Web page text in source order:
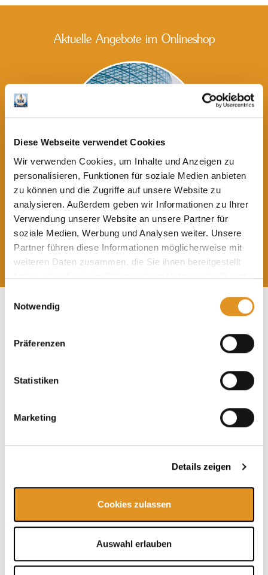
Diese Webseite verwendet Cookies
Wir verwenden Cookies, um Inhalte und Anzeigen zu
personalisieren, Funktionen für soziale Medien anbieten
zu können und die Zugriffe auf unsere Website zu
analysieren. Außerdem geben wir Informationen zu Ihrer
Verwendung unserer Website an unsere Partner für
soziale Medien, Werbung und Analysen weiter. Unsere
Partner führen diese Informationen möglicherweise mit
weiteren Daten zusammen, die Sie ihnen bereitgestellt
haben oder die sie im Rahmen Ihrer Nutzung der Dienste
Cookies, wenn Sie unsere Webseite weiterhin nutzen.
Notwendig
Präferenzen
Statistiken
Marketing
Details zeigen
Cookies zulassen
Auswahl erlauben
Aktuelle Angebote im Onlineshop
Eintrittsgutscheine
ab 25,00 €
Angebote
Karriere